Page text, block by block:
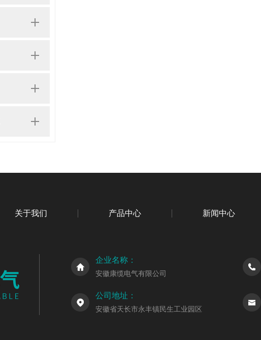
关于我们 产品中心 新闻中心
企业名称：
安徽康缆电气有限公司
公司地址：
安徽省天长市永丰镇民生工业园区